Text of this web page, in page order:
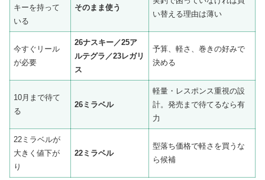
キーを持って
いる
そのまま使う
い替える理由は薄い
今すぐリール
が必要
26ナスキー／25ア
ルテグラ／23レガリ
ス
予算、軽さ、巻きの好みで
決める
10月まで待て
る
26ミラベル
軽量・レスポンス重視の設
計。発売まで待てるなら有
力
22ミラベルが
大きく値下が
り
22ミラベル
型落ち価格で軽さを買うな
ら候補